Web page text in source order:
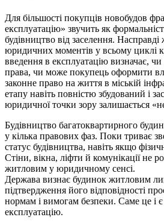
Для більшості покупців новобудов
експлуатацію» звучить як
будівництво від заселення.
юридичних моментів у всьому циклі
введення в експлуатацію визначає, чи
права, чи може покупець оформити
законне право на життя в міській
етапу навіть повністю збудований і
юридичної точки зору залишається
Будівництво багатоквартирного
у кілька правових фаз. Поки триває
статус будівництва, навіть якщо
Стіни, вікна, ліфти й комунікації не
житловим у юридичному сенсі.
Держава визнає будинок житловим
підтвердження його відповідності
нормам і вимогам безпеки. Саме це і
експлуатацію.